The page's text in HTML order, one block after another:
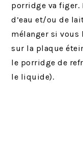
porridge va figer.
d’eau et/ou de
mélanger si vous
sur la plaque
le porridge de
le liquide).